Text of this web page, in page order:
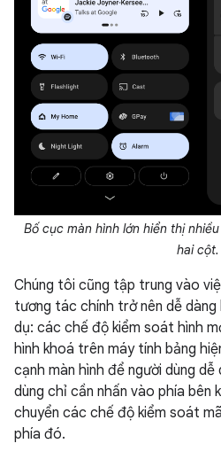
Bố cục màn hình lớn hiển thị
hai cột.
Chúng tôi cũng tập trung vào
tương tác chính trở nên dễ dàng
dụ: các chế độ kiểm soát hình
hình khoá trên máy tính bảng
cạnh màn hình để người dùng
dùng chỉ cần nhấn vào phía bên
chuyển các chế độ kiểm soát
phía đó.